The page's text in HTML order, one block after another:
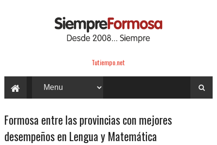
Tutiempo.net
Formosa entre las provincias con mejores
desempeños en Lengua y Matemática